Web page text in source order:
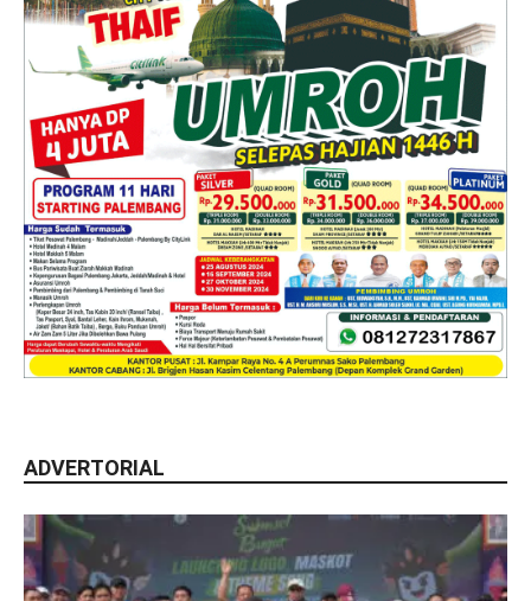
ADVERTORIAL